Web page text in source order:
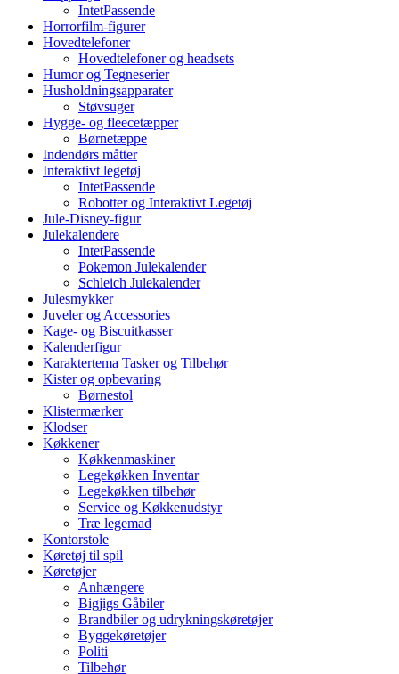
IntetPassende
Horrorfilm-figurer
Hovedtelefoner
Hovedtelefoner og headsets
Humor og Tegneserier
Husholdningsapparater
Støvsuger
Hygge- og fleecetæpper
Børnetæppe
Indendørs måtter
Interaktivt legetøj
IntetPassende
Robotter og Interaktivt Legetøj
Jule-Disney-figur
Julekalendere
IntetPassende
Pokemon Julekalender
Schleich Julekalender
Julesmykker
Juveler og Accessories
Kage- og Biscuitkasser
Kalenderfigur
Karaktertema Tasker og Tilbehør
Kister og opbevaring
Børnestol
Klistermærker
Klodser
Køkkener
Køkkenmaskiner
Legekøkken Inventar
Legekøkken tilbehør
Service og Køkkenudstyr
Træ legemad
Kontorstole
Køretøj til spil
Køretøjer
Anhængere
Bigjigs Gåbiler
Brandbiler og udrykningskøretøjer
Byggekøretøjer
Politi
Tilbehør